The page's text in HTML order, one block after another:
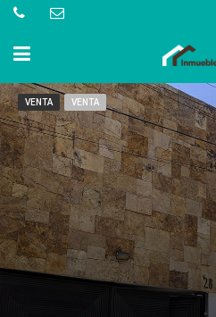
VENTA VENTA